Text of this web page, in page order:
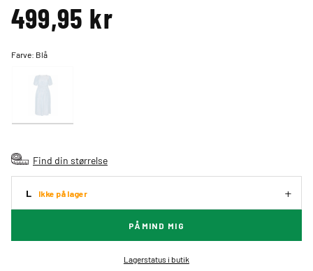
499,95 kr
Farve: Blå
Find din størrelse
L Ikke på lager
PÅMIND MIG
Lagerstatus i butik